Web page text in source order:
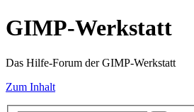
GIMP-Werkstatt
Das Hilfe-Forum der GIMP-Werkstatt
Zum Inhalt